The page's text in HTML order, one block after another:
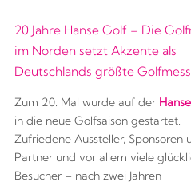
20 Jahre Hanse Golf – Die
im Norden setzt Akzente als
Deutschlands größte
Zum 20. Mal wurde auf der
in die neue Golfsaison gestartet.
Zufriedene Aussteller, Sponsoren
Partner und vor allem viele
Besucher – nach zwei Jahren